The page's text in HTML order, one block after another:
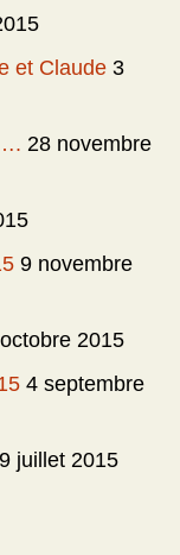
et Claude 3
28 novembre
9 novembre
2015
4 septembre
juillet 2015